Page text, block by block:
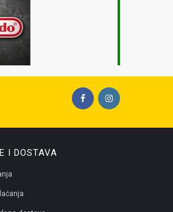
I DOSTAVA